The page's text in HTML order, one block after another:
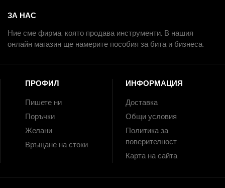
ЗА НАС
Ние сме фирма, която продава инструменти. В нашия
онлайн магазин ще намерите пособия за бита и бизнеса.
ПРОФИЛ
Пишете ни
Поръчки
Желани
Връщане на стоки
ИНФОРМАЦИЯ
Доставка
Общи условия
Политика за
поверителност
Карта на сайта